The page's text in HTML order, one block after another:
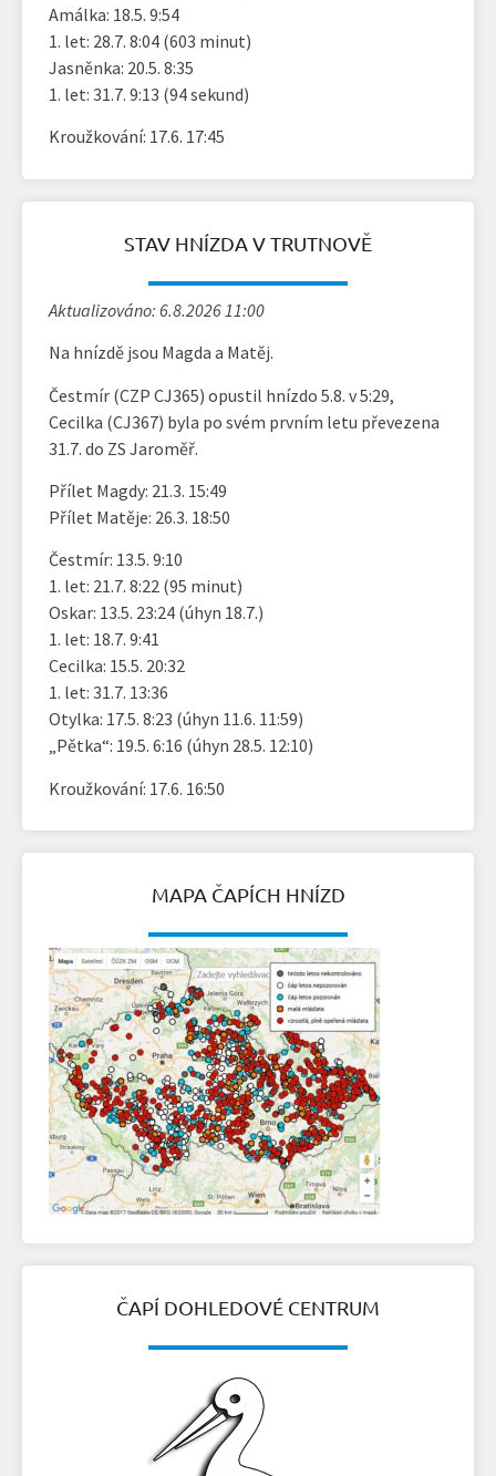
Amálka: 18.5. 9:54
1. let: 28.7. 8:04 (603 minut)
Jasněnka: 20.5. 8:35
1. let: 31.7. 9:13 (94 sekund)
Kroužkování: 17.6. 17:45
STAV HNÍZDA V TRUTNOVĚ
Aktualizováno: 6.8.2026 11:00
Na hnízdě jsou Magda a Matěj.
Čestmír (CZP CJ365) opustil hnízdo 5.8. v 5:29,
Cecilka (CJ367) byla po svém prvním letu převezena
31.7. do ZS Jaroměř.
Přílet Magdy: 21.3. 15:49
Přílet Matěje: 26.3. 18:50
Čestmír: 13.5. 9:10
1. let: 21.7. 8:22 (95 minut)
Oskar: 13.5. 23:24 (úhyn 18.7.)
1. let: 18.7. 9:41
Cecilka: 15.5. 20:32
1. let: 31.7. 13:36
Otylka: 17.5. 8:23 (úhyn 11.6. 11:59)
„Pětka“: 19.5. 6:16 (úhyn 28.5. 12:10)
Kroužkování: 17.6. 16:50
MAPA ČAPÍCH HNÍZD
ČAPÍ DOHLEDOVÉ CENTRUM